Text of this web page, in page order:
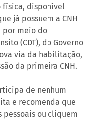
física, disponível
já possuem a CNH
por meio do
(CDT), do Governo
via da habilitação,
da primeira CNH.
de nenhum
e recomenda que
pessoais ou cliquem